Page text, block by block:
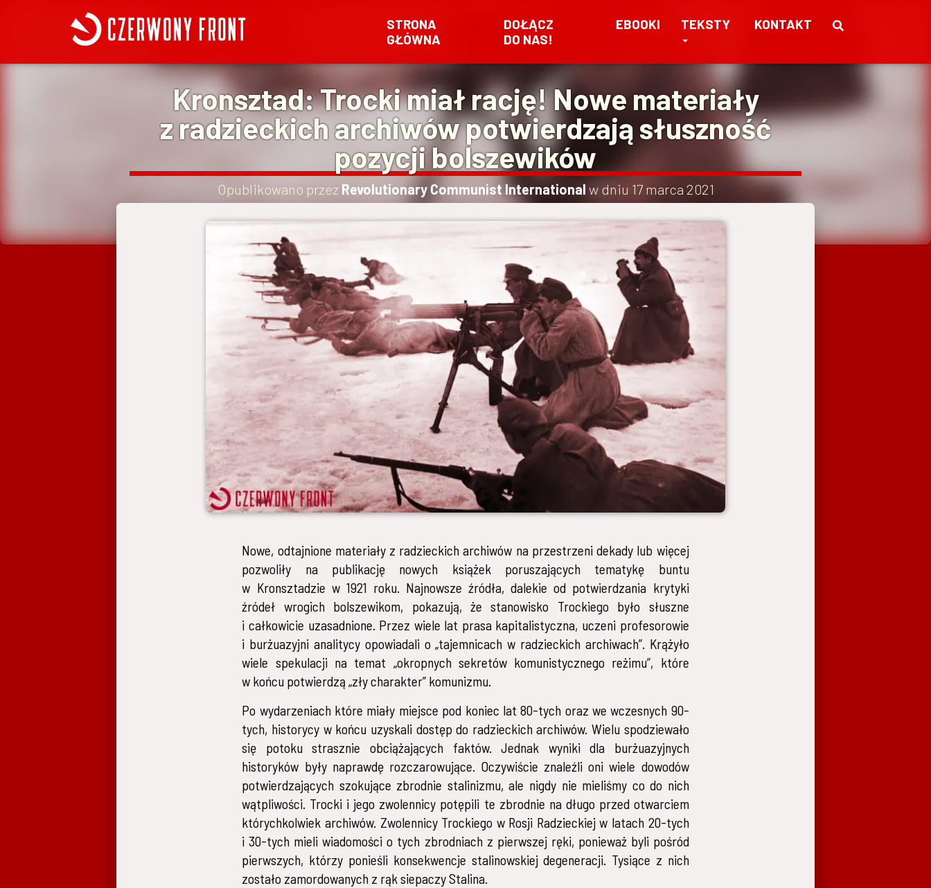
STRONA
GŁÓWNA
DOŁĄCZ
DO NAS!
EBOOKI TEKSTY KONTAKT
Kronsztad: Trocki miał rację! Nowe materiały
z radzieckich archiwów potwierdzają słuszność
pozycji bolszewików
Opublikowano przez Revolutionary Communist International w dniu 17 marca 2021
Nowe, odtajnione materiały z radzieckich archiwów na przestrzeni dekady lub więcej
pozwoliły na publikację nowych książek poruszających tematykę buntu
w Kronsztadzie w 1921 roku. Najnowsze źródła, dalekie od potwierdzania krytyki
źródeł wrogich bolszewikom, pokazują, że stanowisko Trockiego było słuszne
i całkowicie uzasadnione. Przez wiele lat prasa kapitalistyczna, uczeni profesorowie
i burżuazyjni analitycy opowiadali o „tajemnicach w radzieckich archiwach”. Krążyło
wiele spekulacji na temat „okropnych sekretów komunistycznego reżimu”, które
w końcu potwierdzą „zły charakter” komunizmu.
Po wydarzeniach które miały miejsce pod koniec lat 80-tych oraz we wczesnych 90-
tych, historycy w końcu uzyskali dostęp do radzieckich archiwów. Wielu spodziewało
się potoku strasznie obciążających faktów. Jednak wyniki dla burżuazyjnych
historyków były naprawdę rozczarowujące. Oczywiście znaleźli oni wiele dowodów
potwierdzających szokujące zbrodnie stalinizmu, ale nigdy nie mieliśmy co do nich
wątpliwości. Trocki i jego zwolennicy potępili te zbrodnie na długo przed otwarciem
którychkolwiek archiwów. Zwolennicy Trockiego w Rosji Radzieckiej w latach 20-tych
i 30-tych mieli wiadomości o tych zbrodniach z pierwszej ręki, ponieważ byli pośród
pierwszych, którzy ponieśli konsekwencje stalinowskiej degeneracji. Tysiące z nich
zostało zamordowanych z rąk siepaczy Stalina.